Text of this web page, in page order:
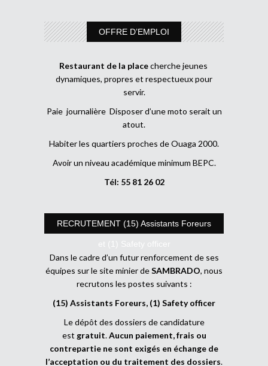
OFFRE D’EMPLOI
Restaurant de la placecherche jeunes
dynamiques, propres et respectueux pour
servir.
Paie journalière Disposer d’une moto serait un
atout.
Habiter les quartiers proches de Ouaga 2000.
Avoir un niveau académique minimum BEPC.
Tél: 55 81 26 02
RECRUTEMENT (15) Assistants Foreurs
et (1) Safety officer
Dans le cadre d’un futur renforcement de ses
équipes sur le site minier deSAMBRADO, nous
recrutons les postes suivants :
(15) Assistants Foreurs, (1) Safety officer
Le dépôt des dossiers de candidature
est gratuit.Aucun paiement, frais ou
contrepartie ne sont exigés en échange de
l’acceptation ou du traitement des dossiers.